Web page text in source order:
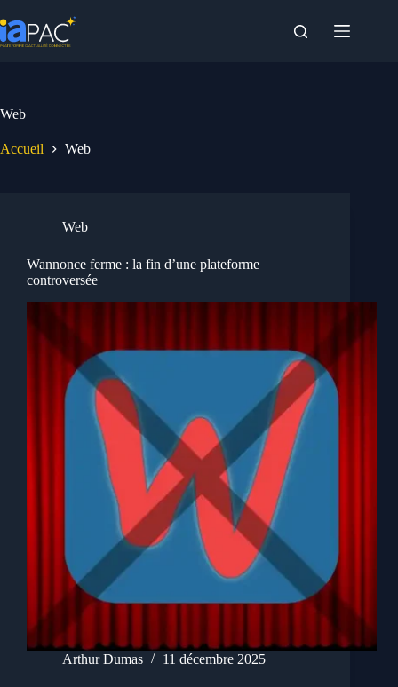
au
contenu
Web
Accueil Web
Web
Wannonce ferme : la fin d’une plateforme
controversée
Arthur Dumas 11 décembre 2025